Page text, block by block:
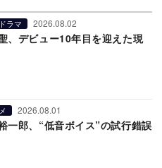
ラマ 2026.08.02
、デビュー10年目を迎えた現
2026.08.01
一郎、“低音ボイス”の試行錯誤